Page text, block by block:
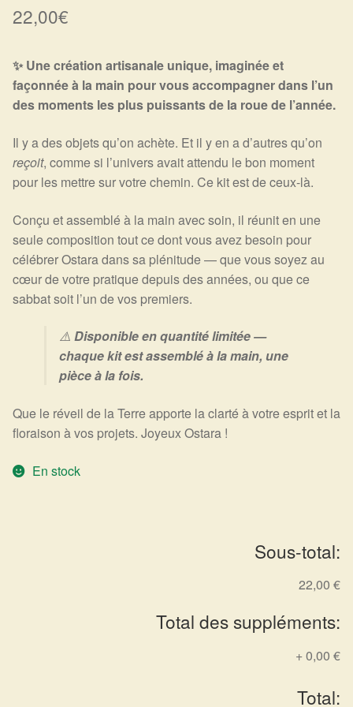
Protection énergétique : Trouvez votre bouclier
intérieur
Les pierres en détail
Test — Quelle Gardienne ?
La roue de l’année
Mon compte
Détails du compte
Panier
22,00€
✨ Une création artisanale unique, imaginée et
façonnée à la main pour vous accompagner dans l’un
des moments les plus puissants de la roue de l’année.
Il y a des objets qu’on achète. Et il y en a d’autres qu’on
reçoit, comme si l’univers avait attendu le bon moment
pour les mettre sur votre chemin. Ce kit est de ceux-là.
Conçu et assemblé à la main avec soin, il réunit en une
seule composition tout ce dont vous avez besoin pour
célébrer Ostara dans sa plénitude — que vous soyez au
cœur de votre pratique depuis des années, ou que ce
sabbat soit l’un de vos premiers.
⚠️ Disponible en quantité limitée —
chaque kit est assemblé à la main, une
pièce à la fois.
Que le réveil de la Terre apporte la clarté à votre esprit et la
floraison à vos projets. Joyeux Ostara !
En stock
Sous-total:
22,00 €
Total des suppléments:
+0,00 €
Total: